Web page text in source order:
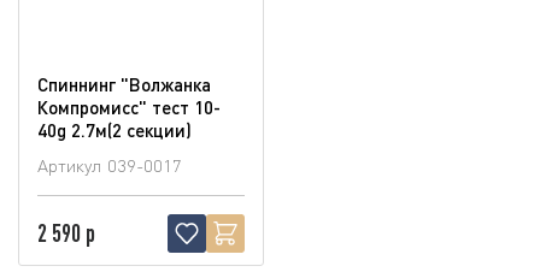
Спиннинг "Волжанка
Компромисс" тест 10-
40g 2.7м(2 секции)
Артикул 039-0017
2 590 р